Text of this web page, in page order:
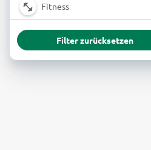
Fitness
Filter zurücksetzen